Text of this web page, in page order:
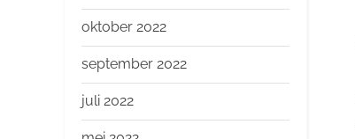
oktober 2022
september 2022
juli 2022